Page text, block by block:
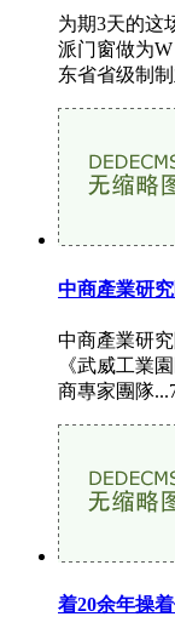
为期3天的这
派门窗做为
东省省级制
中商產業研
中商產業研
《武威工業
商專家團隊
着20余年操